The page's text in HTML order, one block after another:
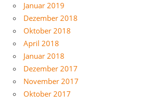
Januar 2019
Dezember 2018
Oktober 2018
April 2018
Januar 2018
Dezember 2017
November 2017
Oktober 2017